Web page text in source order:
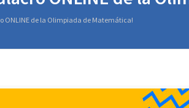
ONLINE de la Olimpiada de Matemática!